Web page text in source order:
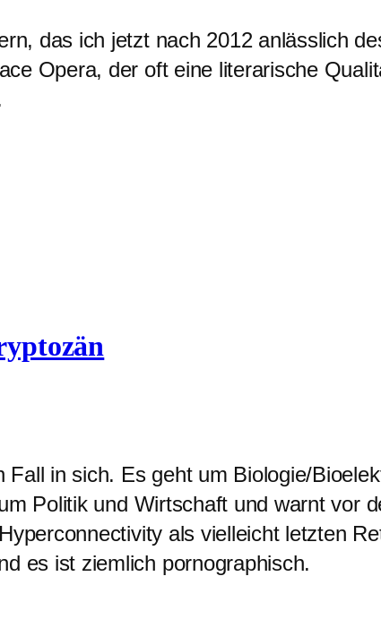
das ich jetzt nach 2012 anlässlich
Opera, der oft eine literarische
in sich. Es geht um Biologie/
Politik und Wirtschaft und warnt vor
als vielleicht letzten
es ist ziemlich pornographisch.